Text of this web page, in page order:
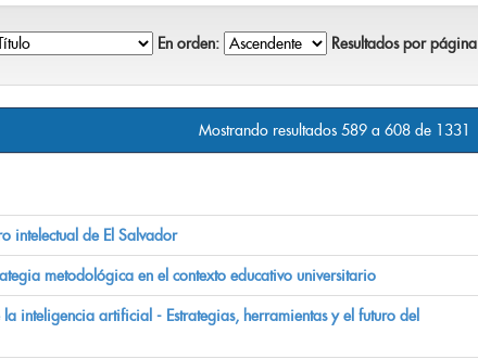
En orden: Resultados por página
Mostrando resultados 589 a 608 de 1331
intelectual de El Salvador
metodológica en el contexto educativo universitario
inteligencia artificial - Estrategias, herramientas y el futuro del